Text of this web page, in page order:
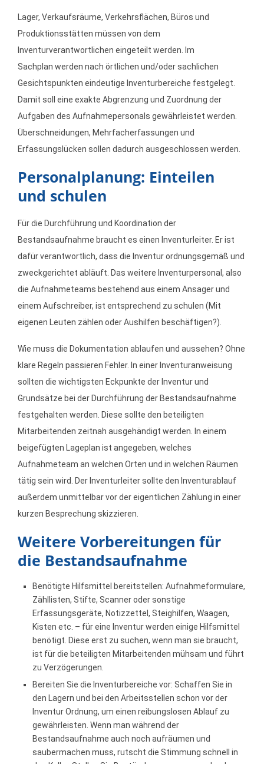
Lager, Verkaufsräume, Verkehrsflächen, Büros und
Produktionsstätten müssen von dem
Inventurverantwortlichen eingeteilt werden. Im
Sachplan werden nach örtlichen und/oder sachlichen
Gesichtspunkten eindeutige Inventurbereiche festgelegt.
Damit soll eine exakte Abgrenzung und Zuordnung der
Aufgaben des Aufnahmepersonals gewährleistet werden.
Überschneidungen, Mehrfacherfassungen und
Erfassungslücken sollen dadurch ausgeschlossen werden.
Personalplanung: Einteilen
und schulen
Für die Durchführung und Koordination der
Bestandsaufnahme braucht es einen Inventurleiter. Er ist
dafür verantwortlich, dass die Inventur ordnungsgemäß und
zweckgerichtet abläuft. Das weitere Inventurpersonal, also
die Aufnahmeteams bestehend aus einem Ansager und
einem Aufschreiber, ist entsprechend zu schulen (Mit
eigenen Leuten zählen oder Aushilfen beschäftigen?).
Wie muss die Dokumentation ablaufen und aussehen? Ohne
klare Regeln passieren Fehler. In einer Inventuranweisung
sollten die wichtigsten Eckpunkte der Inventur und
Grundsätze bei der Durchführung der Bestandsaufnahme
festgehalten werden. Diese sollte den beteiligten
Mitarbeitenden zeitnah ausgehändigt werden. In einem
beigefügten Lageplan ist angegeben, welches
Aufnahmeteam an welchen Orten und in welchen Räumen
tätig sein wird. Der Inventurleiter sollte den Inventurablauf
außerdem unmittelbar vor der eigentlichen Zählung in einer
kurzen Besprechung skizzieren.
Weitere Vorbereitungen für
die Bestandsaufnahme
Benötigte Hilfsmittel bereitstellen: Aufnahmeformulare,
Zähllisten, Stifte, Scanner oder sonstige
Erfassungsgeräte, Notizzettel, Steighilfen, Waagen,
Kisten etc. – für eine Inventur werden einige Hilfsmittel
benötigt. Diese erst zu suchen, wenn man sie braucht,
ist für die beteiligten Mitarbeitenden mühsam und führt
zu Verzögerungen.
Bereiten Sie die Inventurbereiche vor: Schaffen Sie in
den Lagern und bei den Arbeitsstellen schon vor der
Inventur Ordnung, um einen reibungslosen Ablauf zu
gewährleisten. Wenn man während der
Bestandsaufnahme auch noch aufräumen und
saubermachen muss, rutscht die Stimmung schnell in